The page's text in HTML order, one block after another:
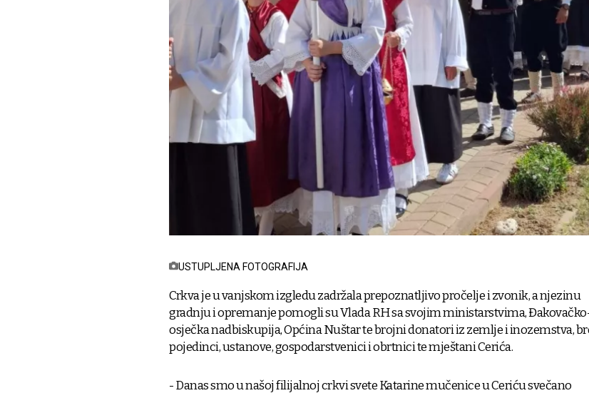
USTUPLJENA FOTOGRAFIJA
Crkva je u vanjskom izgledu zadržala prepoznatljivo pročelje i zvonik, a njezinu
gradnju i opremanje pomogli su Vlada RH sa svojim ministarstvima,
osječka nadbiskupija, Općina Nuštar te brojni donatori iz zemlje i inozemstva,
pojedinci, ustanove, gospodarstvenici i obrtnici te mještani Cerića.
- Danas smo u našoj filijalnoj crkvi svete Katarine mučenice u Ceriću svečano